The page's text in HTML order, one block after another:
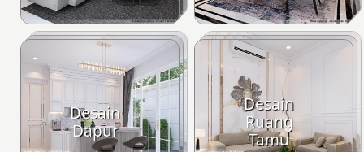
Desain
Dapur
Desain
Ruang
Tamu